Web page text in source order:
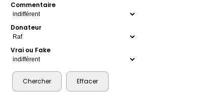
Commentaire
Donateur
Vrai ou Fake